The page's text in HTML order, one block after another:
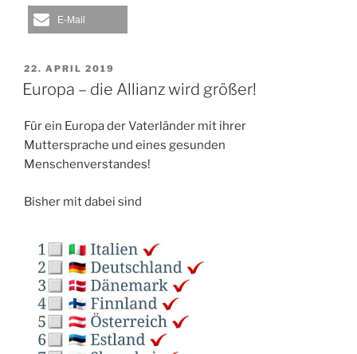
E-Mail
VERÖFFENTLICHT
AM
22. APRIL 2019
Europa – die Allianz wird größer!
Für ein Europa der Vaterländer mit ihrer
Muttersprache und eines gesunden
Menschenverstandes!
Bisher mit dabei sind